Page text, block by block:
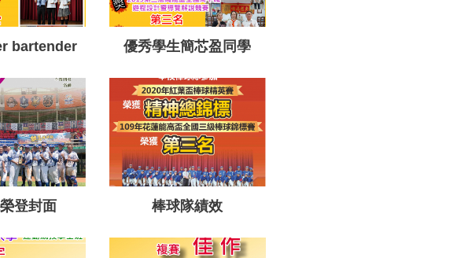
bartender
全國線上調
優秀學生簡芯盈同學
登封面 棒球隊績效